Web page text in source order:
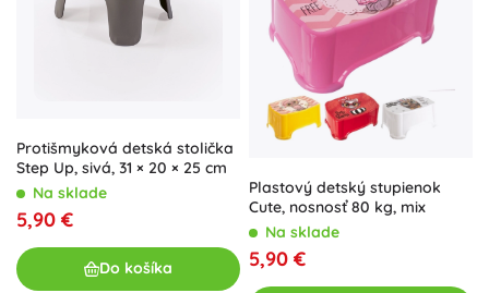
integrované úchyty. Zvoľte protišmykové stupienky do
kúpeľne, detský stupienok k umývadlu či stúpadlo k WC,
ktoré ladí s vašou kúpeľňou a ponúkne deťombezpečnú
Protišmyková detská stolička
Step Up, sivá, 31 × 20 × 25 cm
Na sklade
5,90 €
Do košíka
Plastový detský stupienok
Cute, nosnosť 80 kg, mix
Na sklade
5,90 €